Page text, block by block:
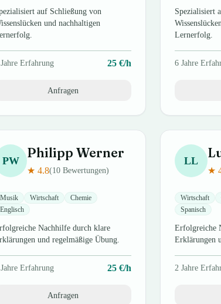
auf Schließung von
und nachhaltigen
Jahre Erfahrung 25 €/h
Anfragen
Spezialisiert
Lernerfolg.
6 Jahre
PW Philipp Werner
★ 4.8(10 Bewertungen)
Musik Wirtschaft
Chemie
Englisch
Nachhilfe durch klare
und regelmäßige Übung.
Jahre Erfahrung 25 €/h
Anfragen
LL
★
Wirtschaft
Spanisch
Erfolgreiche
Erklärungen
2 Jahre